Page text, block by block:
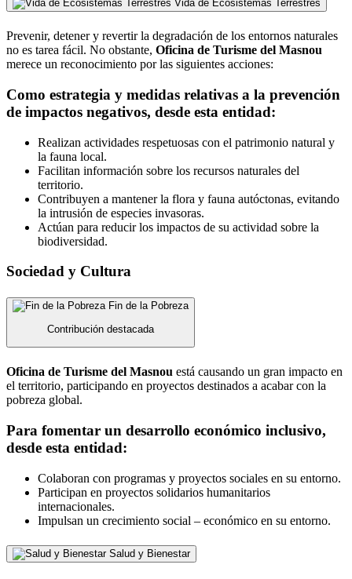
Vida de Ecosistemas Terrestres
Prevenir, detener y revertir la degradación de los entornos naturales
no es tarea fácil. No obstante, Oficina de Turisme del Masnou
merece un reconocimiento por las siguientes acciones:
Como estrategia y medidas relativas a la prevención
de impactos negativos, desde esta entidad:
Realizan actividades respetuosas con el patrimonio natural y
la fauna local.
Facilitan información sobre los recursos naturales del
territorio.
Contribuyen a mantener la flora y fauna autóctonas, evitando
la intrusión de especies invasoras.
Actúan para reducir los impactos de su actividad sobre la
biodiversidad.
Sociedad y Cultura
Fin de la Pobreza
Contribución destacada
Oficina de Turisme del Masnou está causando un gran impacto en
el territorio, participando en proyectos destinados a acabar con la
pobreza global.
Para fomentar un desarrollo económico inclusivo,
desde esta entidad:
Colaboran con programas y proyectos sociales en su entorno.
Participan en proyectos solidarios humanitarios
internacionales.
Impulsan un crecimiento social – económico en su entorno.
Salud y Bienestar